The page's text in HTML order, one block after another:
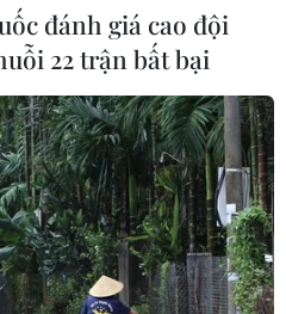
Đối tác chiến lược
đánh giá cao đội
22 trận bất bại